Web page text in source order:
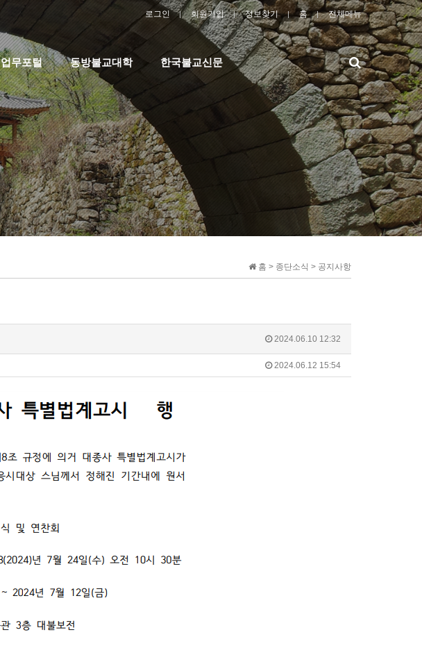
로그인 회원가입 정보찾기 홈 전체메뉴
업무포털 동방불교대학 한국불교신문
검
색
홈 > 종단소식 > 공지사항
2024.06.10 12:32
2024.06.12 15:54